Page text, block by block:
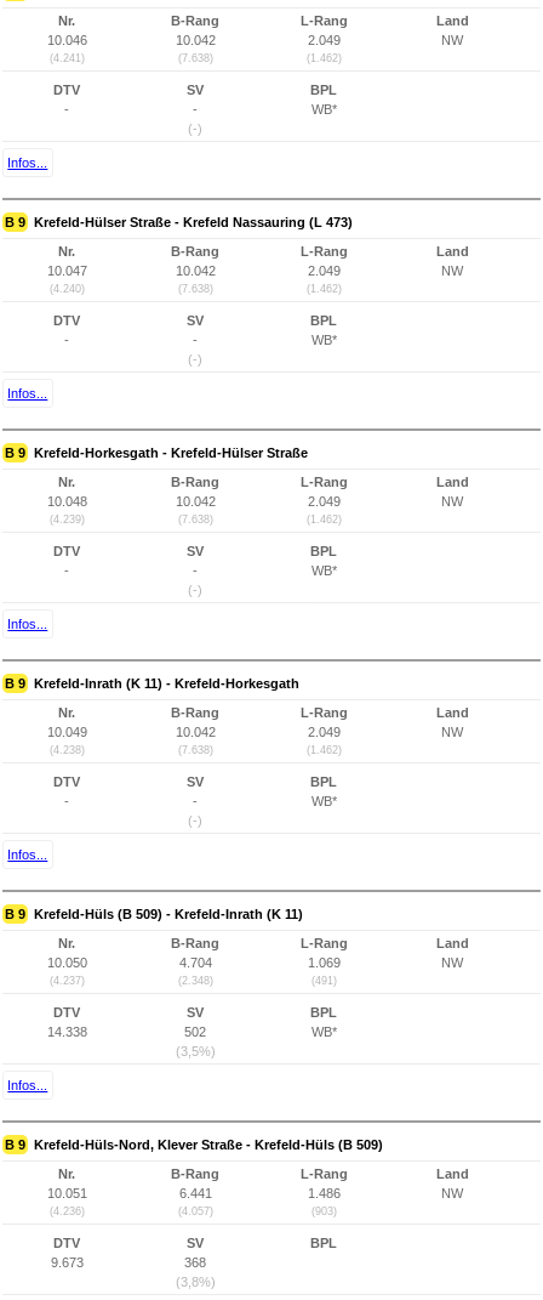
Nr.
10.046
(4.241)
B-Rang
10.042
(7.638)
L-Rang
2.049
(1.462)
Land
NW
DTV
-
SV
-
(-)
BPL
WB*
Infos...
B 9 Krefeld-Hülser Straße - Krefeld Nassauring (L 473)
Nr.
10.047
(4.240)
B-Rang
10.042
(7.638)
L-Rang
2.049
(1.462)
Land
NW
DTV
-
SV
-
(-)
BPL
WB*
Infos...
B 9 Krefeld-Horkesgath - Krefeld-Hülser Straße
Nr.
10.048
(4.239)
B-Rang
10.042
(7.638)
L-Rang
2.049
(1.462)
Land
NW
DTV
-
SV
-
(-)
BPL
WB*
Infos...
B 9 Krefeld-Inrath (K 11) - Krefeld-Horkesgath
Nr.
10.049
(4.238)
B-Rang
10.042
(7.638)
L-Rang
2.049
(1.462)
Land
NW
DTV
-
SV
-
(-)
BPL
WB*
Infos...
B 9 Krefeld-Hüls (B 509) - Krefeld-Inrath (K 11)
Nr.
10.050
(4.237)
B-Rang
4.704
(2.348)
L-Rang
1.069
(491)
Land
NW
DTV
14.338
SV
502
(3,5%)
BPL
WB*
Infos...
B 9 Krefeld-Hüls-Nord, Klever Straße - Krefeld-Hüls (B 509)
Nr.
10.051
(4.236)
B-Rang
6.441
(4.057)
L-Rang
1.486
(903)
Land
NW
DTV
9.673
SV
368
(3,8%)
BPL